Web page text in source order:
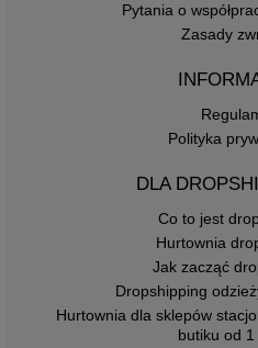
Pytania o
Zasady
Polityka
DLA
Co to jest
Hurtownia
Jak zacząć
Dropshipping
Hurtownia dla sklepów
butiku od 1